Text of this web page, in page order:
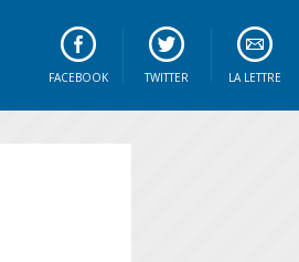
LA LETTRE
TWITTER
FACEBOOK